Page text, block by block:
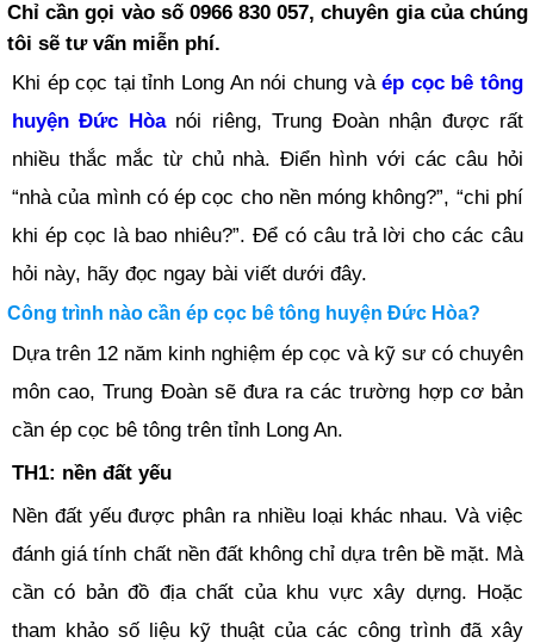
Chỉ cần gọi vào số 0966 830 057, chuyên gia của chúng
tôi sẽ tư vấn miễn phí.
Khi ép cọc tại tỉnh Long An nói chung vàép cọc bê tông
huyện Đức Hòanói riêng, Trung Đoàn nhận được rất
nhiều thắc mắc từ chủ nhà. Điển hình với các câu hỏi
“nhà của mình có ép cọc cho nền móng không?”, “chi phí
khi ép cọc là bao nhiêu?”. Để có câu trả lời cho các câu
hỏi này, hãy đọc ngay bài viết dưới đây.
Công trình nào cần ép cọc bê tông huyện Đức Hòa?
Dựa trên 12 năm kinh nghiệm ép cọc và kỹ sư có chuyên
môn cao, Trung Đoàn sẽ đưa ra các trường hợp cơ bản
cần ép cọc bê tông trên tỉnh Long An.
TH1: nền đất yếu
Nền đất yếu được phân ra nhiều loại khác nhau. Và việc
đánh giá tính chất nền đất không chỉ dựa trên bề mặt. Mà
cần có bản đồ địa chất của khu vực xây dựng. Hoặc
tham khảo số liệu kỹ thuật của các công trình đã xây